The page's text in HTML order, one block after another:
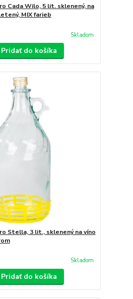
Cada Wilo, 5 lit. sklenený, na
MIX farieb
Skladom
Pridať do košíka
Stella, 3 lit., sklenený na víno
Skladom
Pridať do košíka